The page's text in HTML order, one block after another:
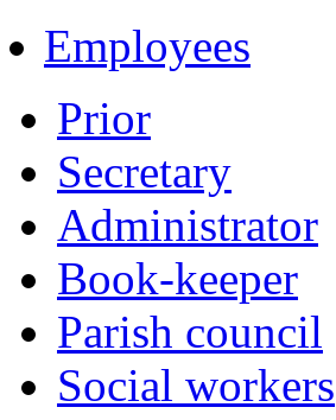
Employees
Prior
Secretary
Administrator
Book-keeper
Parish council
Social workers